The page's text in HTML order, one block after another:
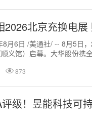
2026北京充换电
月6日 /美通社/ -- 8月5日
义馆）启幕。大华股份携
873
级！昱能科技可